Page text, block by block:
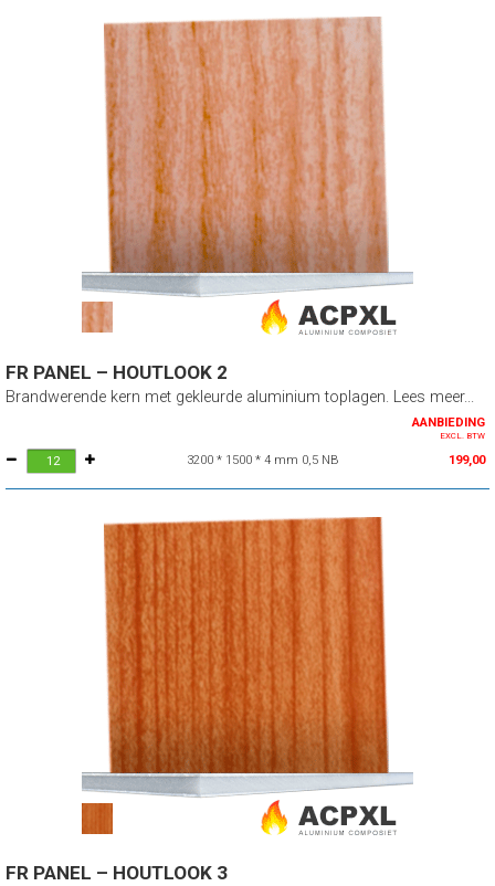
FR PANEL – HOUTLOOK 2
Brandwerende kern met gekleurde aluminium toplagen. Lees meer...
AANBIEDING
EXCL. BTW
3200 * 1500 * 4 mm 0,5 NB 199,00
FR PANEL – HOUTLOOK 3